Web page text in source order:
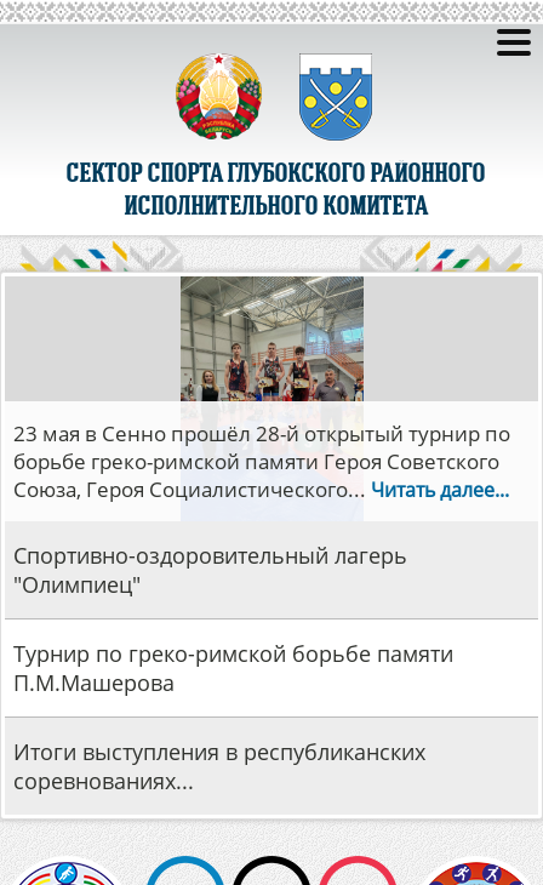
СЕКТОР СПОРТА ГЛУБОКСКОГО РАЙОННОГО
ИСПОЛНИТЕЛЬНОГО КОМИТЕТА
Спортивно-оздоровительный лагерь
"Олимпиец"
Турнир по греко-римской борьбе памяти
П.М.Машерова
Итоги выступления в республиканских
соревнованиях...
С 5 по 14 мая в Минске прошли
юношеской волейбольной лиги